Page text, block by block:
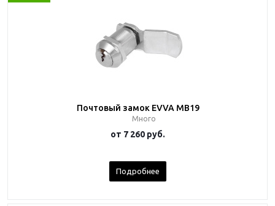
Почтовый замок EVVA MB19
Много
от 7 260 руб.
Подробнее